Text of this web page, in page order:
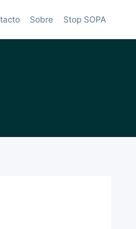
Sobre Stop SOPA